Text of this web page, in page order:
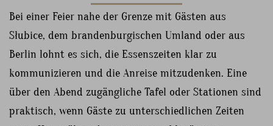
Bei einer Feier nahe der Grenze mit Gästen aus
Słubice, dem brandenburgischen Umland oder aus
Berlin lohnt es sich, die Essenszeiten klar zu
kommunizieren und die Anreise mitzudenken. Eine
über den Abend zugängliche Tafel oder Stationen sind
praktisch, wenn Gäste zu unterschiedlichen Zeiten